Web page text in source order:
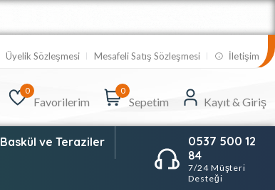
Üyelik Sözleşmesi Mesafeli Satış Sözleşmesi İletişim
0
Favorilerim
0
Sepetim Kayıt & Giriş
Baskül ve Teraziler
0537 500 12
84
7/24 Müşteri
Desteği